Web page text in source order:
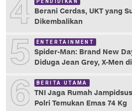
4 PENDIDIKAN
Berani Cerdas, UKT yang
Dikembalikan
5 ENTERTAINMENT
Spider-Man: Brand New
Diduga Jean Grey, X-Men
6 BERITA UTAMA
TNI Jaga Rumah
Polri Temukan Emas 74 Kg